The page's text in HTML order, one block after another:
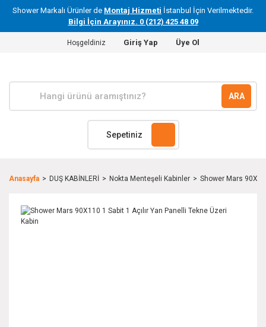
Shower Markalı Ürünler de Montaj Hizmeti İstanbul İçin Verilmektedir.
Bilgi İçin Arayınız. 0 (212) 425 48 09
Hoşgeldiniz Giriş Yap Üye Ol
ARA
Sepetiniz
Anasayfa DUŞ KABİNLERİ Nokta Menteşeli Kabinler Shower Mars